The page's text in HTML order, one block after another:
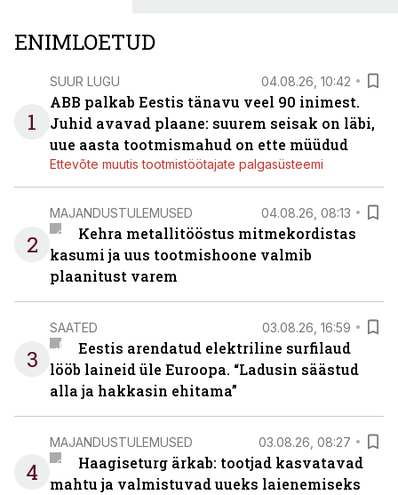
ENIMLOETUD
1
SUUR LUGU 04.08.26, 10:42
ABB palkab Eestis tänavu veel 90 inimest.
Juhid avavad plaane: suurem seisak on läbi,
uue aasta tootmismahud on ette müüdud
Ettevõte muutis tootmistöötajate palgasüsteemi
2
MAJANDUSTULEMUSED 04.08.26, 08:13
Kehra metallitööstus mitmekordistas
kasumi ja uus tootmishoone valmib
plaanitust varem
3
SAATED 03.08.26, 16:59
Eestis arendatud elektriline surfilaud
lööb laineid üle Euroopa. “Ladusin säästud
alla ja hakkasin ehitama”
4
MAJANDUSTULEMUSED 03.08.26, 08:27
Haagiseturg ärkab: tootjad kasvatavad
mahtu ja valmistuvad uueks laienemiseks